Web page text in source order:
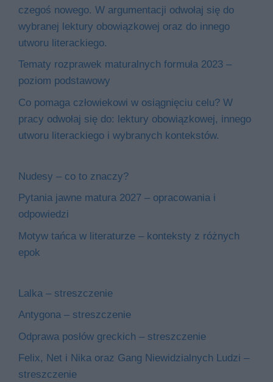
czegoś nowego. W argumentacji odwołaj się do
wybranej lektury obowiązkowej oraz do innego
utworu literackiego.
Tematy rozprawek maturalnych formuła 2023 –
poziom podstawowy
Co pomaga człowiekowi w osiągnięciu celu? W
pracy odwołaj się do: lektury obowiązkowej, innego
utworu literackiego i wybranych kontekstów.
Nudesy – co to znaczy?
Pytania jawne matura 2027 – opracowania i
odpowiedzi
Motyw tańca w literaturze – konteksty z różnych
epok
Lalka – streszczenie
Antygona – streszczenie
Odprawa posłów greckich – streszczenie
Felix, Net i Nika oraz Gang Niewidzialnych Ludzi –
streszczenie